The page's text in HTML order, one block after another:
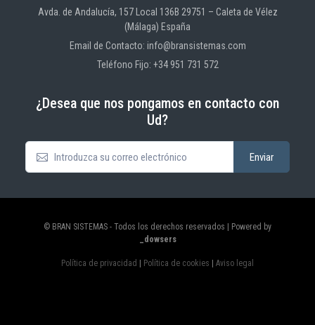
Avda. de Andalucía, 157 Local 136B 29751 – Caleta de Vélez
(Málaga) España
Email de Contacto: info@bransistemas.com
Teléfono Fijo: +34 951 731 572
¿Desea que nos pongamos en contacto con
Ud?
© BRAN SISTEMAS - Todos los derechos reservados | Powered by
_dowsers
Política de privacidad Política de cookies Aviso legal